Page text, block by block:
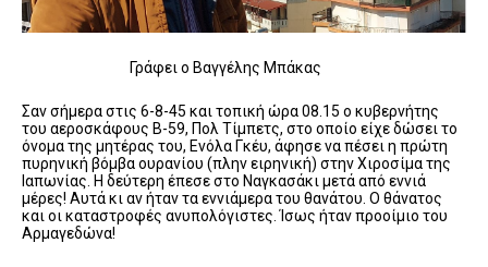
Γράφει ο Βαγγέλης Μπάκας
Σαν σήμερα στις 6-8-45 και τοπική ώρα 08.15 ο κυβερνήτης
του αεροσκάφους Β-59, Πολ Τίμπετς, στο οποίο είχε δώσει το
όνομα της μητέρας του, Ενόλα Γκέυ, άφησε να πέσει η πρώτη
πυρηνική βόμβα ουρανίου (πλην ειρηνική) στην Χιροσίμα της
Ιαπωνίας. Η δεύτερη έπεσε στο Ναγκασάκι μετά από εννιά
μέρες! Αυτά κι αν ήταν τα εννιάμερα του θανάτου. Ο θάνατος
και οι καταστροφές ανυπολόγιστες. Ίσως ήταν προοίμιο του
Αρμαγεδώνα!